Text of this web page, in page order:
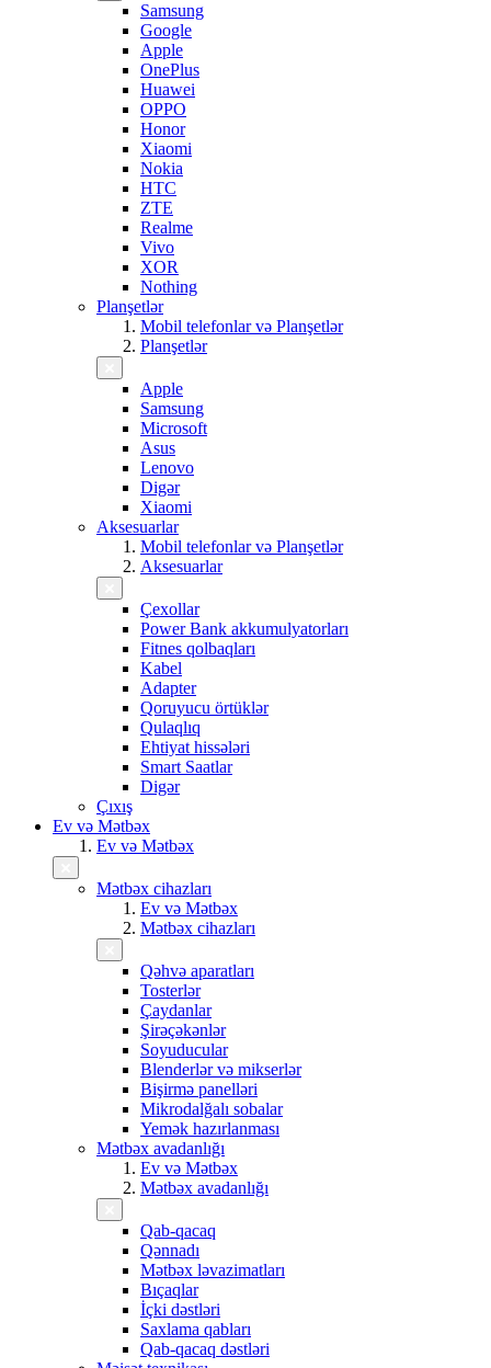
Samsung
Google
Apple
OnePlus
Huawei
OPPO
Honor
Xiaomi
Nokia
HTC
ZTE
Realme
Vivo
XOR
Nothing
Planşetlər
Mobil telefonlar və Planşetlər
Planşetlər
Apple
Samsung
Microsoft
Asus
Lenovo
Digər
Xiaomi
Aksesuarlar
Mobil telefonlar və Planşetlər
Aksesuarlar
Çexollar
Power Bank akkumulyatorları
Fitnes qolbaqları
Kabel
Adapter
Qoruyucu örtüklər
Qulaqlıq
Ehtiyat hissələri
Smart Saatlar
Digər
Çıxış
Ev və Mətbəx
Ev və Mətbəx
Mətbəx cihazları
Ev və Mətbəx
Mətbəx cihazları
Qəhvə aparatları
Tosterlər
Çaydanlar
Şirəçəkənlər
Soyuducular
Blenderlər və mikserlər
Bişirmə panelləri
Mikrodalğalı sobalar
Yemək hazırlanması
Mətbəx avadanlığı
Ev və Mətbəx
Mətbəx avadanlığı
Qab-qacaq
Qənnadı
Mətbəx ləvazimatları
Bıçaqlar
İçki dəstləri
Saxlama qabları
Qab-qacaq dəstləri